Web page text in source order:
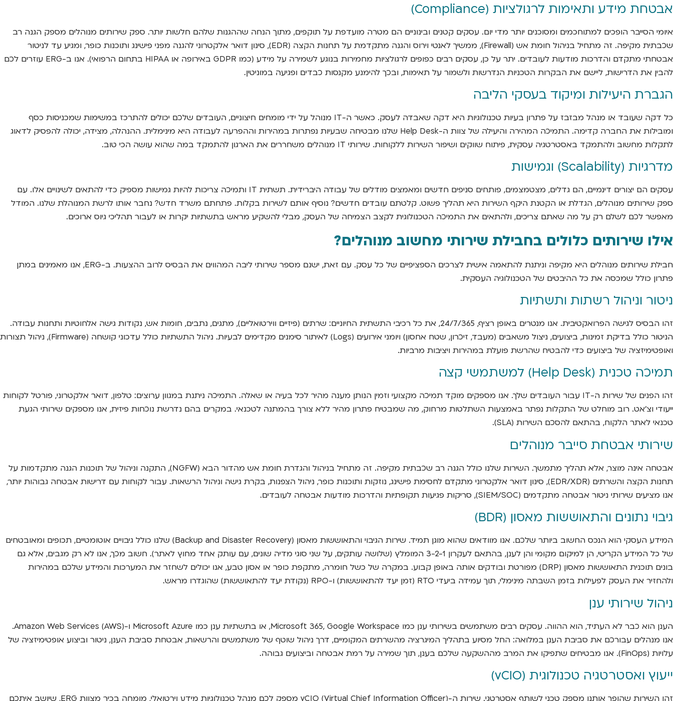
אבטחת מידע ותאימות לרגולציות (Compliance)
איומי הסייבר הופכים למתוחכמים ומסוכנים יותר מדי יום. עסקים קטנים ובינוניים הם מטרה מועדפת על תוקפים, מתוך הנחה שההגנות שלהם חלשות יותר. ספק שירותים מנוהלים מספק הגנה רב
שכבתית מקיפה. זה מתחיל בניהול חומת אש (Firewall), ממשיך לאנטי וירוס והגנה מתקדמת על תחנות הקצה (EDR), סינון דואר אלקטרוני להגנה מפני פישינג ותוכנות כופר, ומגיע עד לניטור
אבטחתי מתקדם והדרכות מודעות לעובדים. יתר על כן, עסקים רבים כפופים לרגולציות מחמירות בנוגע לשמירה על מידע (כמו GDPR באירופה או HIPAA בתחום הרפואי). אנו ב-ERG עוזרים לכם
להבין את הדרישות, ליישם את הבקרות הטכניות הנדרשות ולשמור על תאימות, ובכך להימנע מקנסות כבדים ופגיעה במוניטין.
הגברת היעילות ומיקוד בעסקי הליבה
כל דקה שעובד או מנהל מבזבז על פתרון בעיות טכנולוגיות היא דקה שאבדה לעסק. כאשר ה-IT מנוהל על ידי מומחים חיצוניים, העובדים שלכם יכולים להתרכז במשימות שמכניסות כסף
ומובילות את החברה קדימה. התמיכה המהירה והיעילה של צוות ה-Help Desk שלנו מבטיחה שבעיות נפתרות במהירות וההפרעה לעבודה היא מינימלית. ההנהלה, מצידה, יכולה להפסיק לדאוג
לתקלות מחשוב ולהתמקד באסטרטגיה עסקית, פיתוח שווקים ושיפור השירות ללקוחות. שירותי IT מנוהלים משחררים את הארגון להתמקד במה שהוא עושה הכי טוב.
מדרגיות (Scalability) וגמישות
עסקים הם יצורים דינמיים, הם גדלים, מצטמצמים, פותחים סניפים חדשים ומאמצים מודלים של עבודה היברידית. תשתית IT ותמיכה צריכות להיות גמישות מספיק כדי להתאים לשינויים אלו. עם
ספק שירותים מנוהלים, הגדלת או הקטנת היקף השירות היא תהליך פשוט. קלטתם עובדים חדשים? נוסיף אותם לשירות בקלות. פתחתם משרד חדש? נחבר אותו לרשת המנוהלת שלנו. המודל
מאפשר לכם לשלם רק על מה שאתם צריכים, ולהתאים את התמיכה הטכנולוגית לקצב הצמיחה של העסק, מבלי להשקיע מראש בתשתיות יקרות או לעבור תהליכי גיוס ארוכים.
אילו שירותים כלולים בחבילת שירותי מחשוב מנוהלים?
חבילת שירותים מנוהלים היא מקיפה וניתנת להתאמה אישית לצרכים הספציפיים של כל עסק. עם זאת, ישנם מספר שירותי ליבה המהווים את הבסיס לרוב ההצעות. ב-ERG, אנו מאמינים במתן
פתרון כולל שמכסה את כל ההיבטים של הטכנולוגיה העסקית.
ניטור וניהול רשתות ותשתיות
זהו הבסיס לגישה הפרואקטיבית. אנו מנטרים באופן רציף, 24/7/365, את כל רכיבי התשתית החיוניים: שרתים (פיזיים ווירטואליים), מתגים, נתבים, חומות אש, נקודות גישה אלחוטיות ותחנות עבודה.
הניטור כולל בדיקת זמינות, ביצועים, ניצול משאבים (מעבד, זיכרון, שטח אחסון) ויומני אירועים (Logs) לאיתור סימנים מקדימים לבעיות. ניהול התשתיות כולל עדכוני קושחה (Firmware), ניהול תצורות
ואופטימיזציה של ביצועים כדי להבטיח שהרשת פועלת במהירות ויציבות מרביות.
תמיכה טכנית (Help Desk) למשתמשי קצה
זהו הפנים של שירות ה-IT עבור העובדים שלך. אנו מספקים מוקד תמיכה מקצועי וזמין הנותן מענה מהיר לכל בעיה או שאלה. התמיכה ניתנת במגוון ערוצים: טלפון, דואר אלקטרוני, פורטל לקוחות
ייעודי וצ'אט. רוב מוחלט של התקלות נפתר באמצעות השתלטות מרחוק, מה שמבטיח פתרון מהיר ללא צורך בהמתנה לטכנאי. במקרים בהם נדרשת נוכחות פיזית, אנו מספקים שירותי הגעת
טכנאי לאתר הלקוח, בהתאם להסכם השירות (SLA).
שירותי אבטחת סייבר מנוהלים
אבטחה אינה מוצר, אלא תהליך מתמשך. השירות שלנו כולל הגנה רב שכבתית מקיפה. זה מתחיל בניהול והגדרת חומת אש מהדור הבא (NGFW), התקנה וניהול של תוכנות הגנה מתקדמות על
תחנות הקצה והשרתים (EDR/XDR), סינון דואר אלקטרוני מתקדם לחסימת פישינג, נוזקות ותוכנות כופר, ניהול הצפנות, בקרת גישה וניהול הרשאות. עבור לקוחות עם דרישות אבטחה גבוהות יותר,
אנו מציעים שירותי ניטור אבטחה מתקדמים (SIEM/SOC), סריקות פגיעות תקופתיות והדרכות מודעות אבטחה לעובדים.
גיבוי נתונים והתאוששות מאסון (BDR)
המידע העסקי הוא הנכס החשוב ביותר שלכם. אנו מוודאים שהוא מוגן תמיד. שירות הגיבוי והתאוששות מאסון (Backup and Disaster Recovery) שלנו כולל גיבויים אוטומטיים, תכופים ומאובטחים
של כל המידע הקריטי, הן למיקום מקומי והן לענן, בהתאם לעקרון 3-2-1 המומלץ (שלושה עותקים, על שני סוגי מדיה שונים, עם עותק אחד מחוץ לאתר). חשוב מכך, אנו לא רק מגבים, אלא גם
בונים תוכנית התאוששות מאסון (DRP) מפורטת ובודקים אותה באופן קבוע. במקרה של כשל חומרה, מתקפת כופר או אסון טבע, אנו יכולים לשחזר את המערכות והמידע שלכם במהירות
ולהחזיר את העסק לפעילות בזמן השבתה מינימלי, תוך עמידה ביעדי RTO (זמן יעד להתאוששות) ו-RPO (נקודת יעד להתאוששות) שהוגדרו מראש.
ניהול שירותי ענן
הענן הוא כבר לא העתיד, הוא ההווה. עסקים רבים משתמשים בשירותי ענן כמו Microsoft 365, Google Workspace, או בתשתיות ענן כמו Microsoft Azure ו-Amazon Web Services (AWS).
אנו מנהלים עבורכם את סביבת הענן במלואה: החל מסיוע בתהליך המיגרציה מהשרתים המקומיים, דרך ניהול שוטף של משתמשים והרשאות, אבטחת סביבת הענן, ניטור וביצוע אופטימיזציה של
עלויות (FinOps). אנו מבטיחים שתפיקו את המרב מההשקעה שלכם בענן, תוך שמירה על רמת אבטחה וביצועים גבוהה.
ייעוץ ואסטרטגיה טכנולוגית (vCIO)
זהו השירות שהופך אותנו מספק טכני לשותף אסטרטגי. שירות ה-vCIO (Virtual Chief Information Officer) מספק לכם מנהל טכנולוגיות מידע וירטואלי, מומחה בכיר מצוות ERG, שיושב איתכם